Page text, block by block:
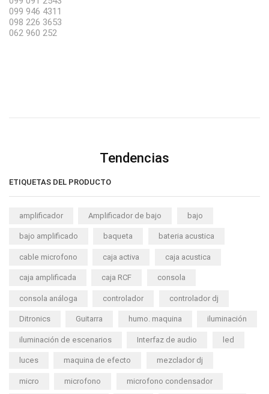
099 946 4311
098 226 3653
062 960 252
Tendencias
ETIQUETAS DEL PRODUCTO
amplificador Amplificador de bajo bajo
bajo amplificado baqueta bateria acustica
cable microfono caja activa caja acustica
caja amplificada caja RCF consola
consola análoga controlador controlador dj
Ditronics Guitarra humo. maquina iluminación
iluminación de escenarios Interfaz de audio led
luces maquina de efecto mezclador dj
micro microfono microfono condensador